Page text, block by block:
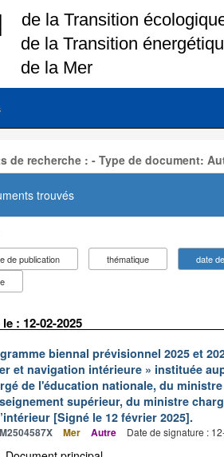
de recherche : - Type de document:
trouvés
de publication thématique
date
: 12-02-2025
biennal prévisionnel 2025 et
et navigation intérieure » instituée
de l'éducation nationale, du
supérieur, du ministre
[Signé le 12 février 2025].
Mer Autre Date de signature :